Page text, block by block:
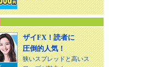
ザイFX！読者に
圧倒的人気！
狭いスプレッドと高いス